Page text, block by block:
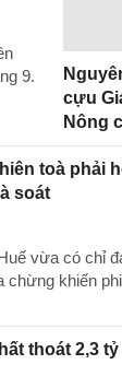
9.
cựu
Nông
toà phải
soát
vừa có chỉ
khiến
thoát 2,3